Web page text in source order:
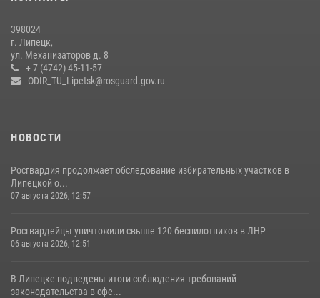
Липецке
17 июля 2026, 12:26 5
398024
г. Липецк,
ул. Механизаторов д. 8
+ 7 (4742) 45-11-57
ODIR_TU_Lipetsk@rosguard.gov.ru
НОВОСТИ
Росгвардия продолжает обследование избирательных участков в
Липецкой о...
07 августа 2026, 12:57
Росгвардейцы уничтожили свыше 120 беспилотников в ЛНР
06 августа 2026, 12:51
В Липецке подведены итоги соблюдения требований
законодательства в сфе...